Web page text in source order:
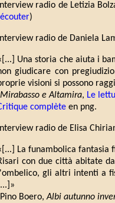
radio de Letizia
écouter)
radio de Daniela
Una storia che aiuta i
giudicare con
visioni si possono
Mirabasso e Altamira, Le
complète en png.
radio de Elisa
La funambolica fantasia
con due città abitate
gli altri intenti a
Boero,Albi autunno